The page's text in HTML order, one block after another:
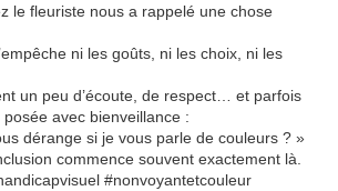
le fleuriste nous a rappelé une chose
ni les goûts, ni les choix, ni les
un peu d’écoute, de respect… et parfois
avec bienveillance :
dérange si je vous parle de couleurs ? »
commence souvent exactement là.
#nonvoyantetcouleur